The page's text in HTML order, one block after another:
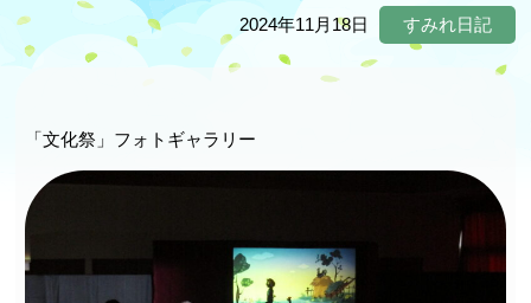
2024年11月18日 すみれ日記
「文化祭」フォトギャラリー